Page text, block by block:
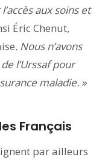
aux soins et
Éric Chenut,
. Nous n’avons
l’Urssaf pour
maladie. »
Français
par ailleurs